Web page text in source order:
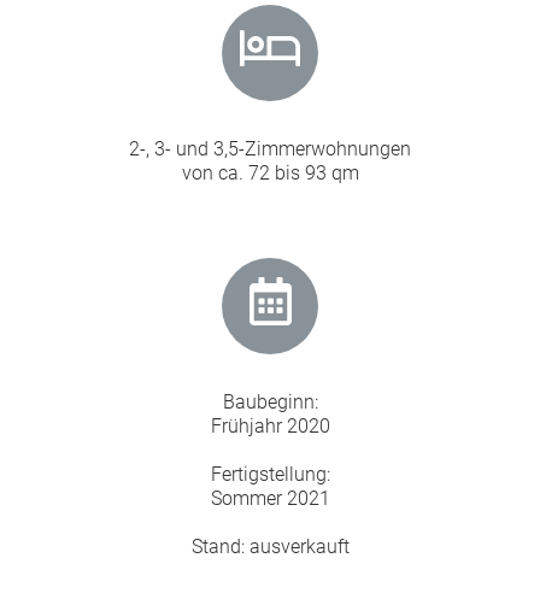
2-, 3- und 3,5-Zimmerwohnungen
von ca. 72 bis 93 qm
Baubeginn:
Frühjahr 2020
Fertigstellung:
Sommer 2021
Stand: ausverkauft